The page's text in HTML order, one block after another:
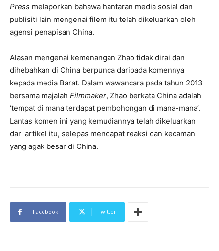
Press melaporkan bahawa hantaran media sosial dan
publisiti lain mengenai filem itu telah dikeluarkan oleh
agensi penapisan China.
Alasan mengenai kemenangan Zhao tidak dirai dan
dihebahkan di China berpunca daripada komennya
kepada media Barat. Dalam wawancara pada tahun 2013
bersama majalah Filmmaker, Zhao berkata China adalah
‘tempat di mana terdapat pembohongan di mana-mana’.
Lantas komen ini yang kemudiannya telah dikeluarkan
dari artikel itu, selepas mendapat reaksi dan kecaman
yang agak besar di China.
Facebook Twitter